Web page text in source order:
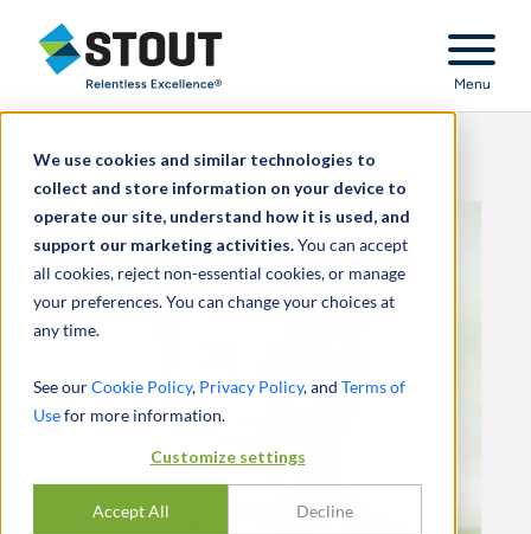
We use cookies and similar technologies to
collect and store information on your device to
operate our site, understand how it is used, and
support our marketing activities.You can accept
all cookies, reject non-essential cookies, or manage
your preferences. You can change your choices at
any time.
See ourCookie Policy, Privacy Policy, and Terms of
Usefor more information.
Customize settings
Accept All Decline
Stout Relentless Excellence
Menu